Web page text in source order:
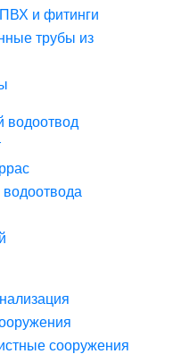
и фитинги
трубы из
водоотвод
водоотвода
сооружения